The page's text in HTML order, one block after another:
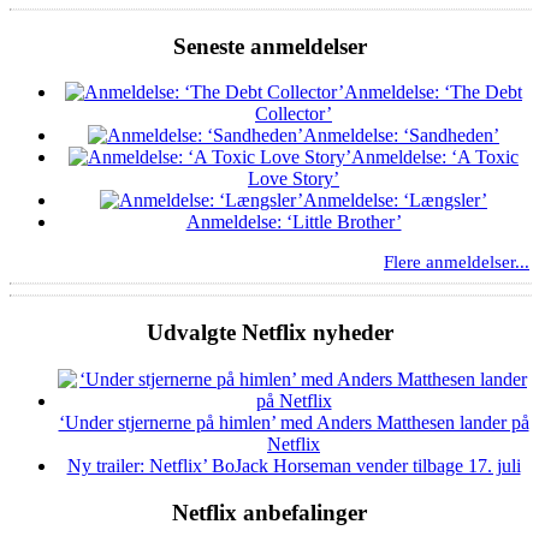
Seneste anmeldelser
Anmeldelse: ‘The Debt
Collector’
Anmeldelse: ‘Sandheden’
Anmeldelse: ‘A Toxic
Love Story’
Anmeldelse: ‘Længsler’
Anmeldelse: ‘Little Brother’
Flere anmeldelser...
Udvalgte Netflix nyheder
‘Under stjernerne på himlen’ med Anders Matthesen lander på
Netflix
Ny trailer: Netflix’ BoJack Horseman vender tilbage 17. juli
Netflix anbefalinger